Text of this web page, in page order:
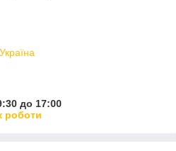
до 17:00
роботи